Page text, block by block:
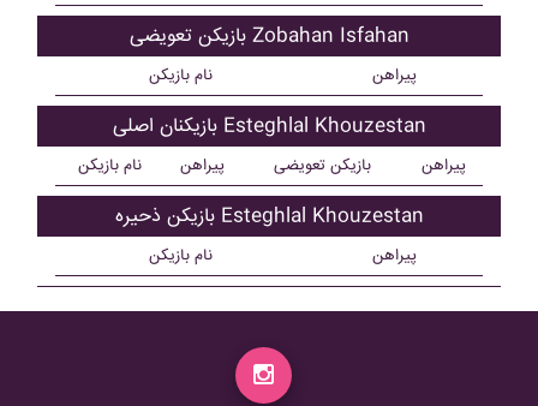
بازیکن تعویضی Zobahan Isfahan
نام بازیکن پیراهن
بازیکنان اصلی Esteghlal Khouzestan
نام بازیکن پیراهن بازیکن تعویضی پیراهن
بازیکن ذحیره Esteghlal Khouzestan
نام بازیکن پیراهن